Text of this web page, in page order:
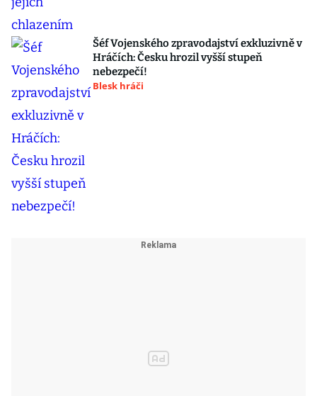
Šéf Vojenského zpravodajství exkluzivně v
Hráčích: Česku hrozil vyšší stupeň
nebezpečí!
Blesk hráči